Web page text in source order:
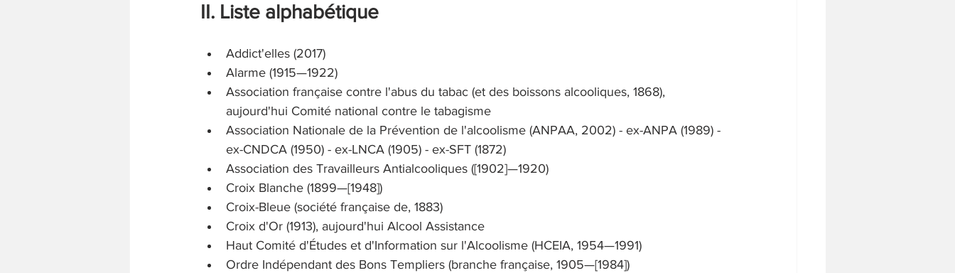
II. Liste alphabétique
Addict'elles (2017)
Alarme (1915—1922)
Association française contre l'abus du tabac (et des boissons alcooliques, 1868),
aujourd'hui Comité national contre le tabagisme
Association Nationale de la Prévention de l'alcoolisme (ANPAA, 2002) - ex-ANPA (1989) -
ex-CNDCA (1950) - ex-LNCA (1905) - ex-SFT (1872)
Association des Travailleurs Antialcooliques ([1902]—1920)
Croix Blanche (1899—[1948])
Croix-Bleue (société française de, 1883)
Croix d'Or (1913), aujourd'hui Alcool Assistance
Haut Comité d'Études et d'Information sur l'Alcoolisme (HCEIA, 1954—1991)
Ordre Indépendant des Bons Templiers (branche française, 1905—[1984])